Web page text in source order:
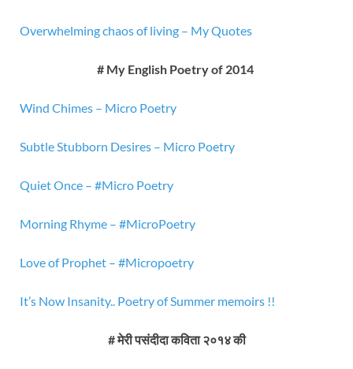
Overwhelming chaos of living – My Quotes
# My English Poetry of 2014
Wind Chimes – Micro Poetry
Subtle Stubborn Desires – Micro Poetry
Quiet Once – #Micro Poetry
Morning Rhyme – #MicroPoetry
Love of Prophet – #Micropoetry
It’s Now Insanity.. Poetry of Summer memoirs !!
# मेरी पसंदीदा कविता २०१४ की